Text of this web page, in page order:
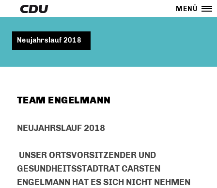
MENÜ
Neujahrslauf 2018
TEAM ENGELMANN
NEUJAHRSLAUF 2018
UNSER ORTSVORSITZENDER UND
GESUNDHEITSSTADTRAT CARSTEN
ENGELMANN HAT ES SICH NICHT NEHMEN